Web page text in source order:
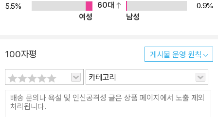
일이라고 해도 과언이 아닐 정도로 성숙한 대화법은 중요하다. 비폭
력 대화는, 바로 이런 갈등 상황에서 자기 의사를 제대로 전달하고 다
다. 이 책 『청소년을 위한 비폭력 대화』는 비난이나 평가 없이 관찰하
고, 나와 상대방의 필요와 느낌을 들여다보고, 그것을 제대로 표현하
고 구체적으로 부탁하는 대화 과정을 청소년이 공감할 수 있는 글과
사례로 쉽게 설명한다. 즉, 청소년들이 집과 학교에서 자기 생각과 느
낌을 말하고 상대의 말을 귀담아들으며, 자기가 내뱉는 말의 의미와
5.5%
60대
0.9%
여성
남성
100자평 게시물 운영 원칙
카테고리